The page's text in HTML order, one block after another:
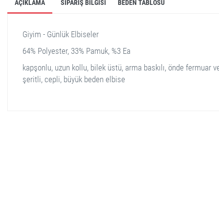
AÇIKLAMA SIPARIŞ BILGISI BEDEN TABLOSU
Giyim - Günlük Elbiseler
64% Polyester, 33% Pamuk, %3 Ea
kapşonlu, uzun kollu, bilek üstü, arma baskılı, önde fermuar
şeritli, cepli, büyük beden elbise